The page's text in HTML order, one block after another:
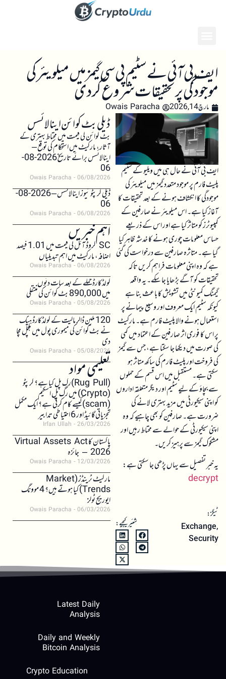
ایف بی آئی نے سٹیم پی سی گیمز میں میلویئر کی
موجودگی پر تحقیقات شروع کر دی
مارچ 14, 2026 Owais Paracha
ایف بی آئی نے حال ہی میں ویلیو کے سٹیم
پلیٹ فارم پر موجود متعدد گیمز میں میلویئر کی
موجودگی کا انکشاف ہونے کے بعد تحقیقات کا
آغاز کیا ہے۔ اس میلویئر نے صارفین کے
کمپیوٹرز کو متاثر کیا ہے اور اس کے ذریعے
حساس معلومات چوری ہونے کا خدشہ ظاہر کیا
گیا ہے۔ متاثرہ صارفین سے درخواست کی گئی
ہے کہ وہ اپنی معلومات فراہم کریں تاکہ
تحقیقات کو آگے بڑھایا جا سکے۔ یہ واقعہ
گیمنگ کمیونٹی میں تشویش کا باعث بنا ہے
کیونکہ سٹیم ایک معروف اور وسیع پیمانے پر
استعمال ہونے والا پلیٹ فارم ہے۔ مارکیٹ
پر اس کا فوری اثر صارفین کے اعتماد میں کمی
کی صورت میں دیکھا جا سکتا ہے، جس سے گیمز
کی فروخت اور پلیٹ فارم کی ساکھ متاثر ہو
سکتی ہے۔ مستقبل میں اس قسم کے حملوں
سے بچاؤ کے لیے سٹیم اور دیگر متعلقہ اداروں
کو اپنی سیکیورٹی میں مزید بہتری لانے کی
ضرورت ہے۔ صارفین کو بھی چاہیے کہ وہ
اپنی سیکیورٹی کے حوالے سے محتاط رہیں اور
مشکوک گیمز سے پرہیز کریں۔
یہ خبر تفصیل سے یہاں پڑھی جا سکتی ہے:
decrypt
ٹیگز:
Exchange,
Security
شئیر کیجیے:
ڈیلی بٹ کوائن اینالائسس
بٹ کوائن کی قیمت میں محتاط بہتری کے
آثار، مارکیٹ میں استحکام کی توقع –
اینالائسس برائے تاریخ 2026-08-
06
Owais Paracha 06/08/2026
ڈیلی کرپٹو نیوز اینالائسس – 2026-08-
06
Owais Paracha 06/08/2026
اہم خبریں SC کروڈ آئل کی قیمت میں 1.01 فیصد
اضافہ، مارکیٹ میں اہم تبدیلیاں
Owais Paracha 06/08/2026
کولڈکارڈ حملے کے بعد سات دنوں
میں 890,000 بٹ کوائن کی منتقلی
Owais Paracha 05/08/2026
120 ملین ڈالر مالیت کے کولڈکارڈ ہیک
نے بٹ کوائن کی میموری پول میں ہلچل مچا
دی
Owais Paracha 05/08/2026
تعلیمی مواد(Rug Pull)رگ پل کیا ہے؟ کرپٹو
(Crypto) میں رگ پل اسکیم
(scam)کیسے کام کرتی ہے؟ ایک مکمل
تجزیاتی گائیڈ اور 6 احتیاطی تدابیر
Irfan Ullah 26/03/2026
پاکستان کا Virtual Assets Act
2026 – جائزہ
Owais Paracha 12/03/2026
مارکیٹ ٹرینڈز (Market
Trends) کیا ہوتے ہیں؟ 4 موونگ
ایوریج ٹولز
Owais Paracha 06/03/2026
Latest Daily
Analysis
Daily and Weekly
Bitcoin Analysis
Crypto Education